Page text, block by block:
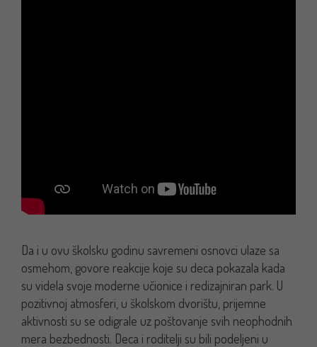
Da i u ovu školsku godinu savremeni osnovci ulaze sa
osmehom, govore reakcije koje su deca pokazala kada
su videla svoje moderne učionice i redizajniran park. U
pozitivnoj atmosferi, u školskom dvorištu, prijemne
aktivnosti su se odigrale uz poštovanje svih neophodnih
mera bezbednosti. Deca i roditelji su bili podeljeni u